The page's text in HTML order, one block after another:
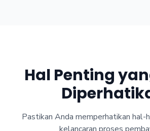
Hal Penting
Pastikan Anda memperhatikan hal-